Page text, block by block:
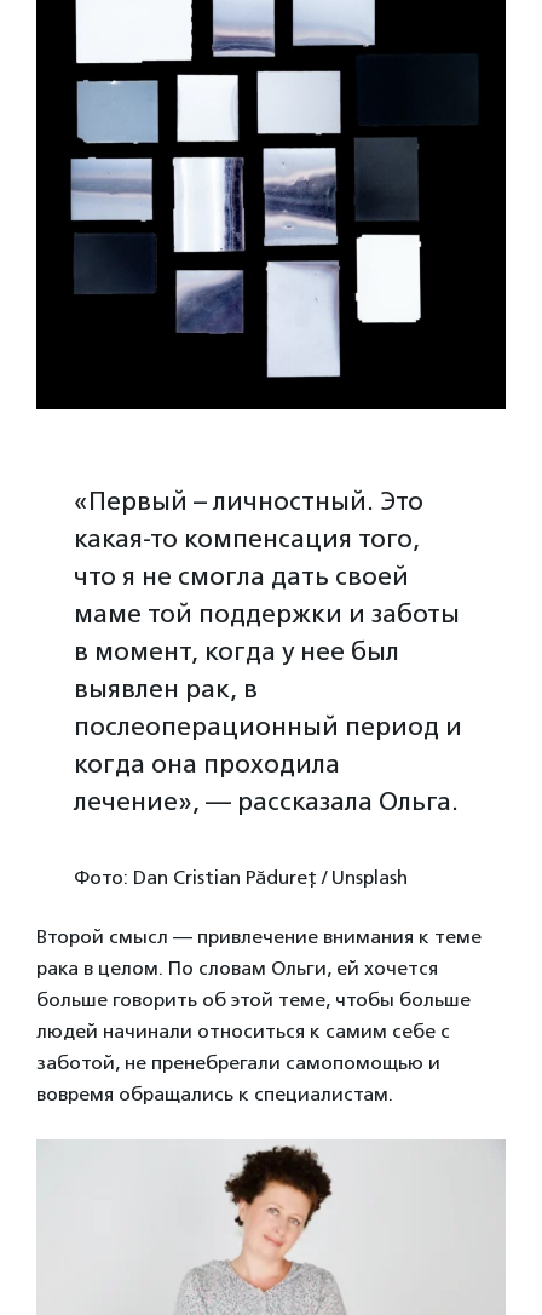
«Первый – личностный. Это
какая-то компенсация того,
что я не смогла дать своей
маме той поддержки и заботы
в момент, когда у нее был
выявлен рак, в
послеоперационный период и
когда она проходила
лечение», — рассказала Ольга.
Фото: Dan Cristian Pădureț / Unsplash
Второй смысл — привлечение внимания к теме
рака в целом. По словам Ольги, ей хочется
больше говорить об этой теме, чтобы больше
людей начинали относиться к самим себе с
заботой, не пренебрегали самопомощью и
вовремя обращались к специалистам.